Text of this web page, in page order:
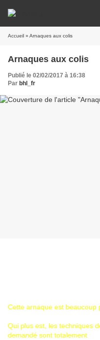
Accueil » Arnaques aux colis
Arnaques aux colis
Publié le 02/02/2017 à 16:38
Par bhl_fr
Cette arnaque est beaucoup
Qui plus est, les techniques
demandé sont totalement